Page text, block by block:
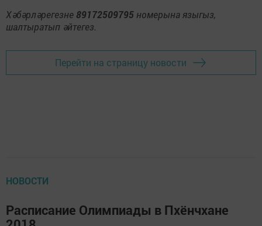
Хәбәрләрегезне 89172509795 номерына языгыз,
шалтыратып әйтегез.
Перейти на страницу новости
НОВОСТИ
Расписание Олимпиады в Пхёнчхане